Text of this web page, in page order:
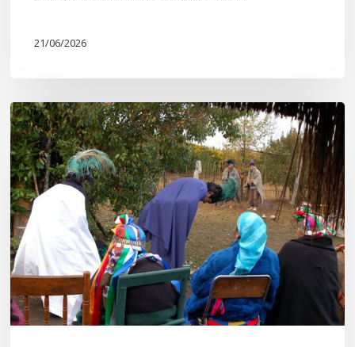
21/06/2026
Conmemoración
del
Wiñoy
Tripantü
y
la
Sociedad
Mapuche
Ancestral